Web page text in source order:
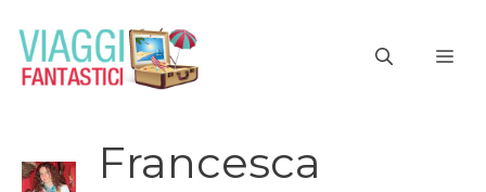
contenuto
Francesca